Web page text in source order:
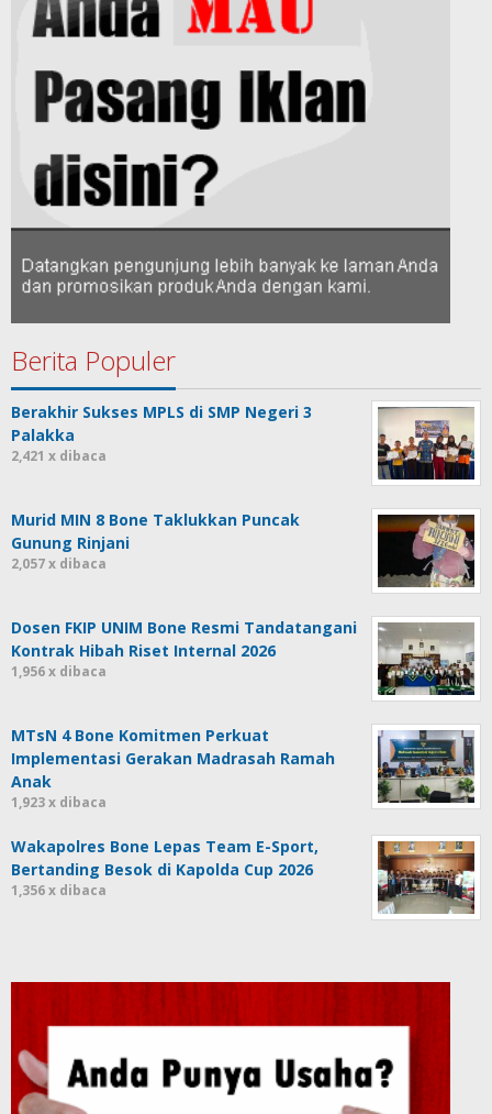
Berita Populer
Berakhir Sukses MPLS di SMP Negeri 3
Palakka
2,421 x dibaca
Murid MIN 8 Bone Taklukkan Puncak
Gunung Rinjani
2,057 x dibaca
Dosen FKIP UNIM Bone Resmi Tandatangani
Kontrak Hibah Riset Internal 2026
1,956 x dibaca
MTsN 4 Bone Komitmen Perkuat
Implementasi Gerakan Madrasah Ramah
Anak
1,923 x dibaca
Wakapolres Bone Lepas Team E-Sport,
Bertanding Besok di Kapolda Cup 2026
1,356 x dibaca